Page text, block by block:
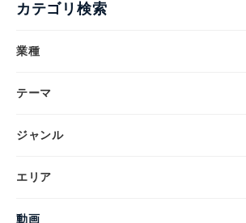
カテゴリ検索
業種
テーマ
ジャンル
エリア
動画